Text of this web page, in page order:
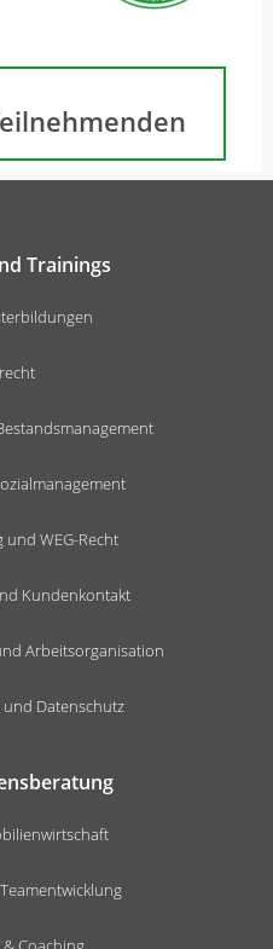
Trainings
und WEG-Recht
Kundenkontakt
Arbeitsorganisation
und Datenschutz